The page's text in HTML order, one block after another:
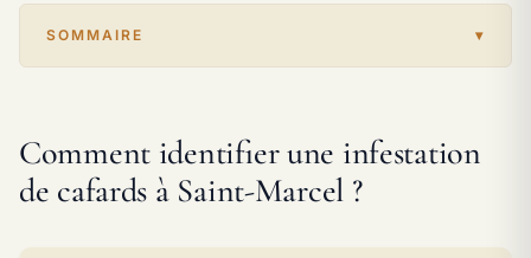
SOMMAIRE
Comment identifier une infestation
de cafards à Saint-Marcel ?